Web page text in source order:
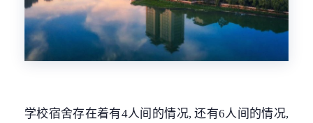
学校宿舍存在着有4人间的情况, 还有6人间的情况,